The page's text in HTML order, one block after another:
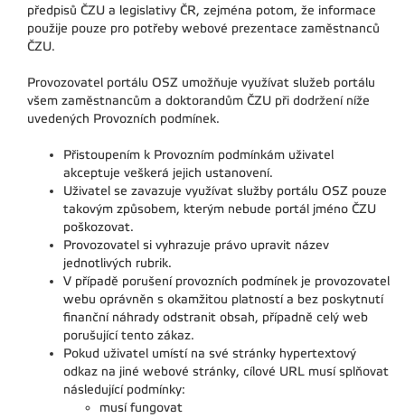
předpisů ČZU a legislativy ČR, zejména potom, že informace
použije pouze pro potřeby webové prezentace zaměstnanců
ČZU.
Provozovatel portálu OSZ umožňuje využívat služeb portálu
všem zaměstnancům a doktorandům ČZU při dodržení níže
uvedených Provozních podmínek.
Přistoupením k Provozním podmínkám uživatel
akceptuje veškerá jejich ustanovení.
Uživatel se zavazuje využívat služby portálu OSZ pouze
takovým způsobem, kterým nebude portál jméno ČZU
poškozovat.
Provozovatel si vyhrazuje právo upravit název
jednotlivých rubrik.
V případě porušení provozních podmínek je provozovatel
webu oprávněn s okamžitou platností a bez poskytnutí
finanční náhrady odstranit obsah, případně celý web
porušující tento zákaz.
Pokud uživatel umístí na své stránky hypertextový
odkaz na jiné webové stránky, cílové URL musí splňovat
následující podmínky:
musí fungovat